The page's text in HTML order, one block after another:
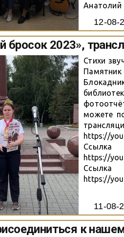
12-08-
бросок 2023»,
Стихи
можете
https://
https://
https://
11-08-
к